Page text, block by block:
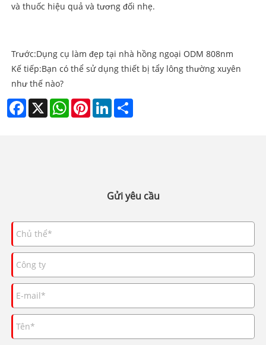
và thuốc hiệu quả và tương đối nhẹ.
Trước:Dụng cụ làm đẹp tại nhà hồng ngoại ODM 808nm
Kế tiếp:Bạn có thể sử dụng thiết bị tẩy lông thường xuyên
như thế nào?
Facebook
X WhatsAppPinterestLinkedIn
Gửi yêu cầu